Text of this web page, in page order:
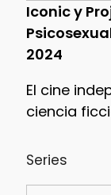
Iconic y
2024
El cine
ciencia
Series